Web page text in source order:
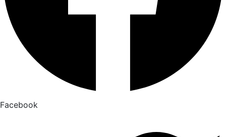
Facebook